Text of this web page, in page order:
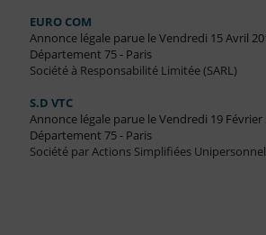
EURO COM
Annonce légale parue le Vendredi 15 Avril
Département 75 - Paris
Société à Responsabilité Limitée (SARL)
S.D VTC
Annonce légale parue le Vendredi 19 Février
Département 75 - Paris
Société par Actions Simplifiées